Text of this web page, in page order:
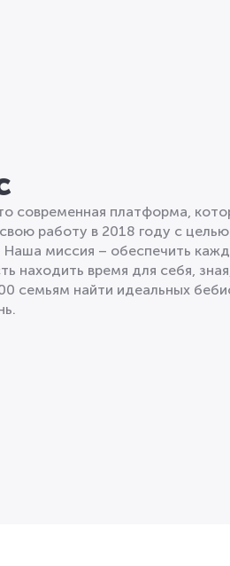
современная платформа,
работу в 2018 году с
Наша миссия – обеспечить
находить время для себя,
семьям найти идеальных